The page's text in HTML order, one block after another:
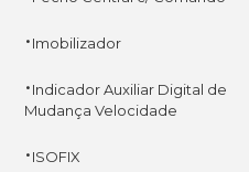
·Imobilizador
·Indicador Auxiliar Digital de
Mudança Velocidade
·ISOFIX